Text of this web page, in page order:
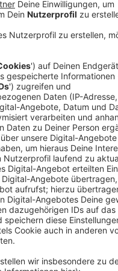
liefen alles andere als
Netzwerken
beschildert,
allem, weil der
Linien besteht, darunter
zwischen Gummersbach
scheint sich die
haben, auch wenn
große
den Osterferien,
sind und zwei der
die A4 fahren müssen -